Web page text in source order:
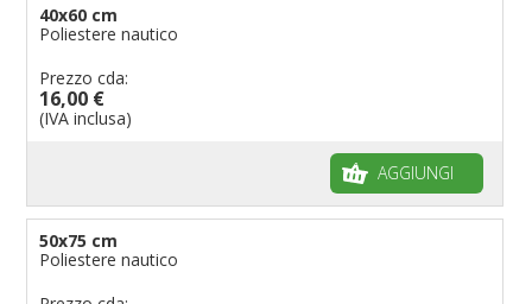
40x60 cm
Poliestere nautico
Prezzo cda:
16,00 €
(IVA inclusa)
AGGIUNGI
50x75 cm
Poliestere nautico